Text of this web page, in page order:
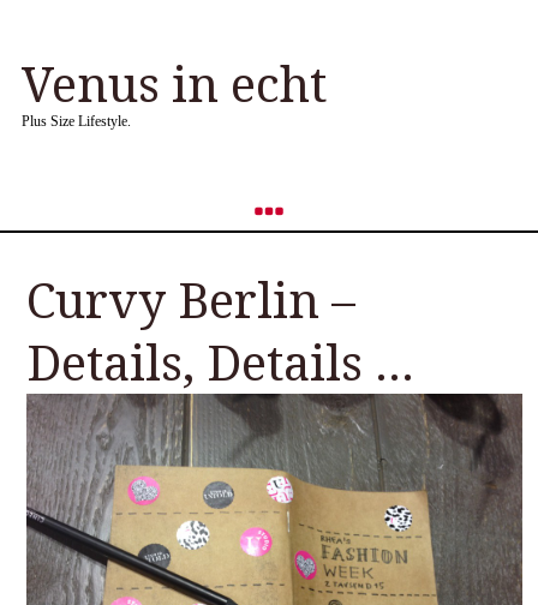
Venus in echt
Plus Size Lifestyle.
Curvy Berlin –
Details, Details …